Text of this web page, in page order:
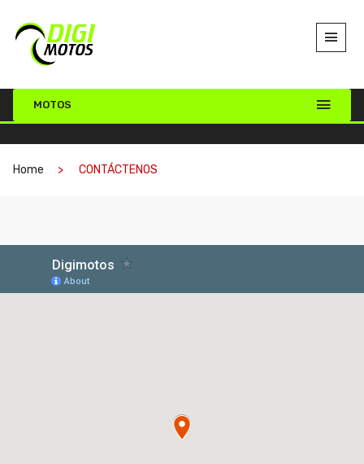
MOTOS
Home CONTÁCTENOS